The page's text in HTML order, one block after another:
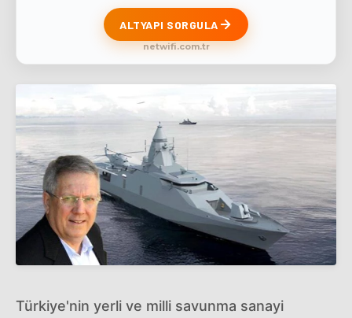
ALTYAPI SORGULA
netwifi.com.tr
Türkiye'nin yerli ve milli savunma sanayi